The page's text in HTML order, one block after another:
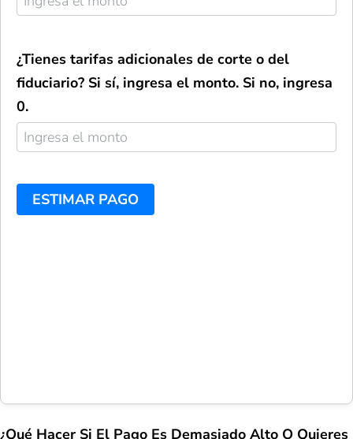
¿Tienes tarifas adicionales de corte o del
fiduciario? Si sí, ingresa el monto. Si no, ingresa
0.
ESTIMAR PAGO
¿Qué Hacer Si El Pago Es Demasiado Alto O Quieres